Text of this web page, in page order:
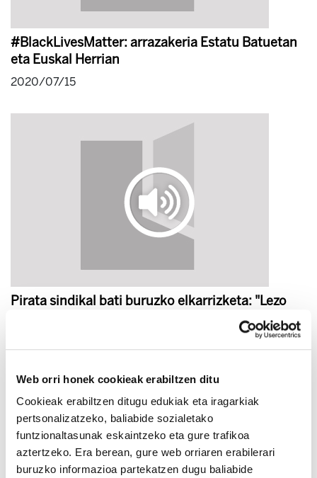
Web orri honek cookieak erabiltzen ditu
Cookieak erabiltzen ditugu edukiak eta iragarkiak
pertsonalizatzeko, baliabide sozialetako
funtzionaltasunak eskaintzeko eta gure trafikoa
aztertzeko. Era berean, gure web orriaren erabilerari
buruzko informazioa partekatzen dugu baliabide
#BlackLivesMatter: arrazakeria Estatu Batuetan
eta Euskal Herrian
2020/07/15
Pirata sindikal bati buruzko elkarrizketa: "Lezo